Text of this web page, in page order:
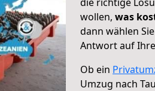
wollen, was
dann wählen
Antwort auf
Ob ein
Umzug nach